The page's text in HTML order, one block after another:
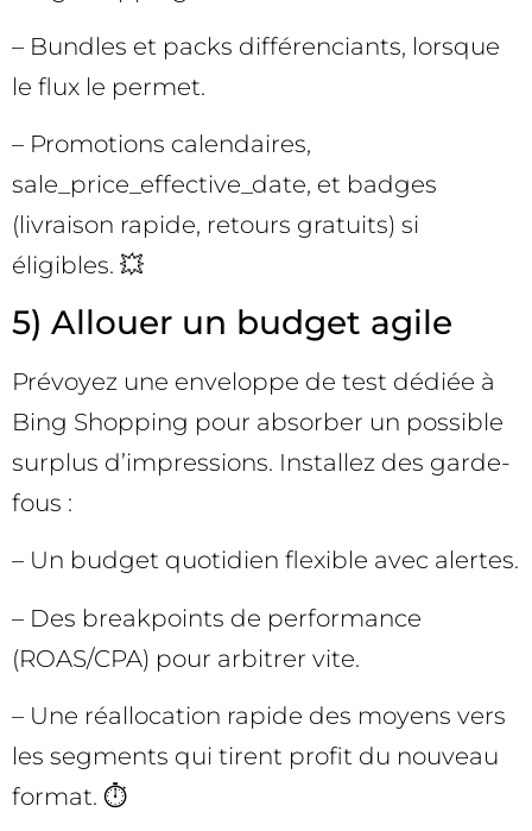
– Bundles et packs différenciants, lorsque
le flux le permet.
– Promotions calendaires,
sale_price_effective_date, et badges
(livraison rapide, retours gratuits) si
éligibles. 💥
5) Allouer un budget agile
Prévoyez une enveloppe de test dédiée à
Bing Shopping pour absorber un possible
surplus d’impressions. Installez des garde-
fous :
– Un budget quotidien flexible avec alertes.
– Des breakpoints de performance
(ROAS/CPA) pour arbitrer vite.
– Une réallocation rapide des moyens vers
les segments qui tirent profit du nouveau
format. ⏱️